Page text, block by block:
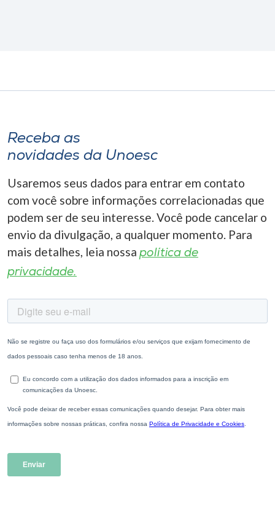
Receba as
novidades da Unoesc
Usaremos seus dados para entrar em contato
com você sobre informações correlacionadas que
podem ser de seu interesse. Você pode cancelar o
envio da divulgação, a qualquer momento. Para
mais detalhes, leia nossa política de
privacidade.